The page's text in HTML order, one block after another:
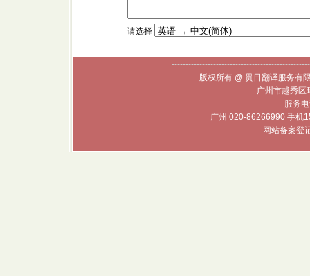
请选择
版权所有 @ 贯日翻译服务有
广州市越秀区
服务
广州 020-86266990 手机
网站备案登